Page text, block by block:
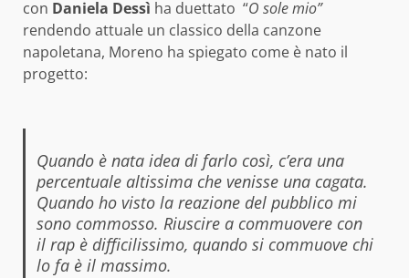
con Daniela Dessì ha duettato “O sole mio”
rendendo attuale un classico della canzone
napoletana, Moreno ha spiegato come è nato il
progetto:
Quando è nata idea di farlo così, c’era una
percentuale altissima che venisse una cagata.
Quando ho visto la reazione del pubblico mi
sono commosso. Riuscire a commuovere con
il rap è difficilissimo, quando si commuove chi
lo fa è il massimo.